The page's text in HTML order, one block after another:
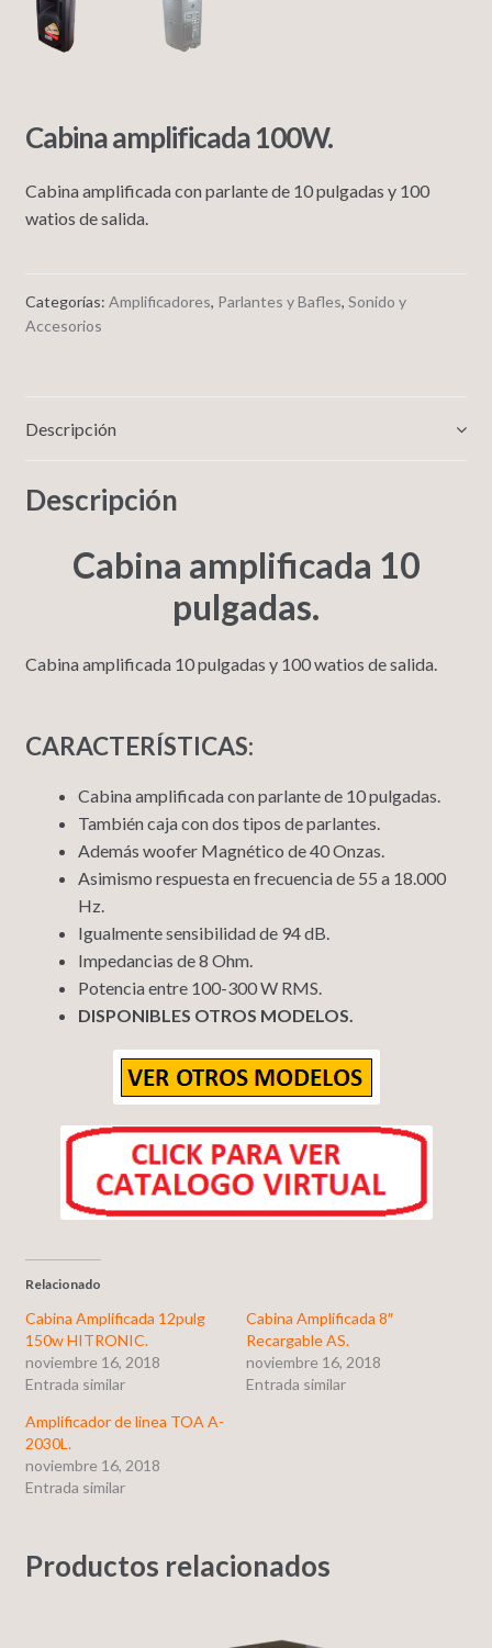
Cabina amplificada 100W.
Cabina amplificada con parlante de 10 pulgadas y 100
watios de salida.
Categorías: Amplificadores, Parlantes y Bafles, Sonido y
Accesorios
Descripción
Descripción
Cabina amplificada 10
pulgadas.
Cabina amplificada 10 pulgadas y 100 watios de salida.
CARACTERÍSTICAS:
Cabina amplificada con parlante de 10 pulgadas.
También caja con dos tipos de parlantes.
Además woofer Magnético de 40 Onzas.
Asimismo respuesta en frecuencia de 55 a 18.000
Hz.
Igualmente sensibilidad de 94 dB.
Impedancias de 8 Ohm.
Potencia entre 100-300 W RMS.
DISPONIBLES OTROS MODELOS.
Relacionado
Cabina Amplificada 12pulg
150w HITRONIC.
noviembre 16, 2018
Entrada similar
Cabina Amplificada 8″
Recargable AS.
noviembre 16, 2018
Entrada similar
Amplificador de linea TOA A-
2030L.
noviembre 16, 2018
Entrada similar
Productos relacionados